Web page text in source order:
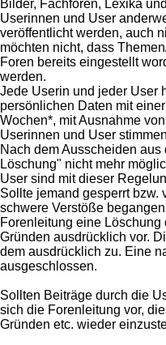
Bilder, Fachforen, Lexika
Userinnen und User
veröffentlicht werden, auch
möchten nicht, dass
Foren bereits eingestellt
werden.
Jede Userin und jeder User
persönlichen Daten mit
Wochen*, mit Ausnahme
Userinnen und User
Nach dem Ausscheiden
Löschung" nicht mehr
User sind mit dieser
Sollte jemand gesperrt bzw.
schwere Verstöße
Forenleitung eine
Gründen ausdrücklich vor.
dem ausdrücklich zu. Eine
ausgeschlossen.
Sollten Beiträge durch die
sich die Forenleitung vor,
Gründen etc. wieder